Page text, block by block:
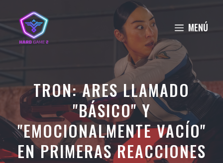
contenido
MENÚ
TRON: ARES LLAMADO
"BÁSICO" Y
"EMOCIONALMENTE VACÍO"
EN PRIMERAS REACCIONES